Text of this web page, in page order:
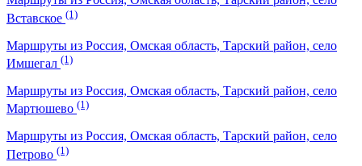
Вставское (1)
Маршруты из Россия, Омская область, Тарский район, село
Имшегал (1)
Маршруты из Россия, Омская область, Тарский район, село
Мартюшево (1)
Маршруты из Россия, Омская область, Тарский район, село
Петрово (1)